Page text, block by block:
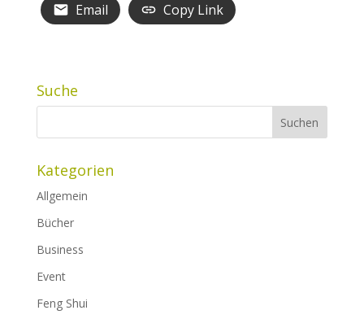
Email Copy Link
Suche
Kategorien
Allgemein
Bücher
Business
Event
Feng Shui